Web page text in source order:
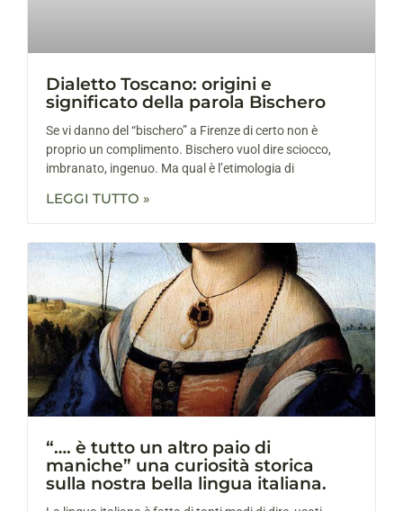
Dialetto Toscano: origini e
significato della parola Bischero
Se vi danno del “bischero” a Firenze di certo non è
proprio un complimento. Bischero vuol dire sciocco,
imbranato, ingenuo. Ma qual è l’etimologia di
LEGGI TUTTO »
“…. è tutto un altro paio di
maniche” una curiosità storica
sulla nostra bella lingua italiana.